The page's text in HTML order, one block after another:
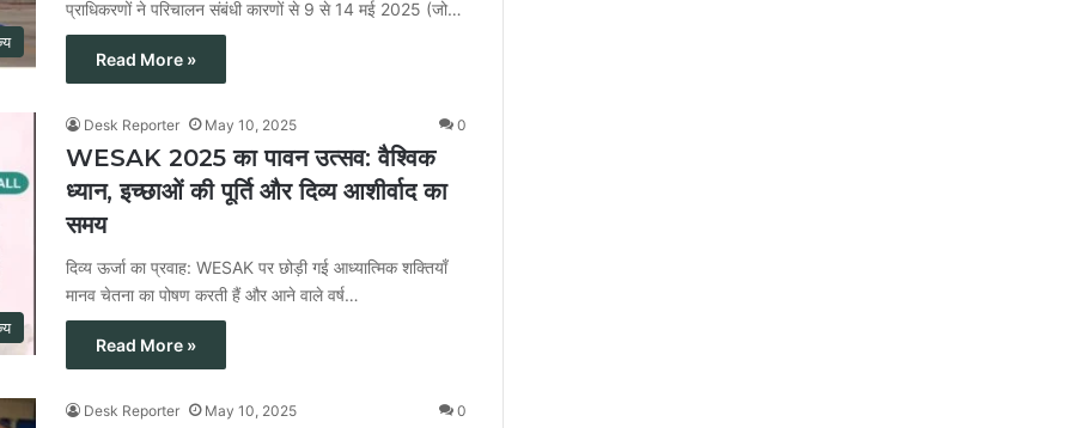
प्राधिकरणों ने परिचालन संबंधी कारणों से 9 से 14 मई 2025 (जो…
Read More »
Desk Reporter May 10, 2025 0
WESAK 2025 का पावन उत्सव: वैश्विक
ध्यान, इच्छाओं की पूर्ति और दिव्य आशीर्वाद का
समय
दिव्य ऊर्जा का प्रवाह: WESAK पर छोड़ी गई आध्यात्मिक शक्तियाँ
मानव चेतना का पोषण करती हैं और आने वाले वर्ष…
Read More »
Desk Reporter May 10, 2025 0